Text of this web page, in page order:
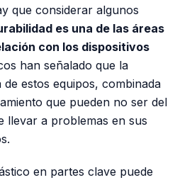
que considerar algunos
es una de las áreas
con los dispositivos
han señalado que la
estos equipos, combinada
que pueden no ser del
llevar a problemas en sus
en partes clave puede